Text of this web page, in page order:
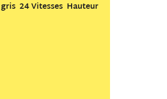
gris 24 Vitesses Hauteur